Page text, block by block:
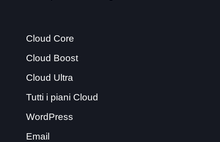
Cloud Core
Cloud Boost
Cloud Ultra
Tutti i piani Cloud
WordPress
Email